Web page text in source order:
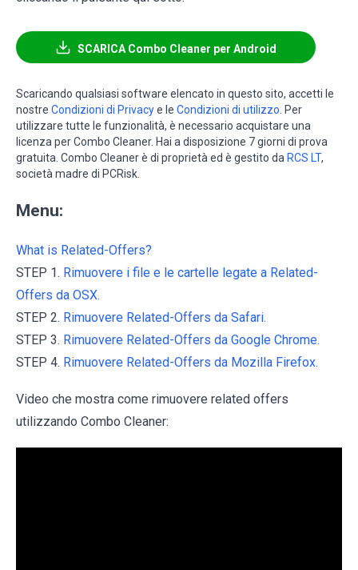
SCARICA Combo Cleaner per Android
Scaricando qualsiasi software elencato in questo sito, accetti le
nostre Condizioni di Privacye le Condizioni di utilizzo . Per
utilizzare tutte le funzionalità, è necessario acquistare una
licenza per Combo Cleaner. Hai a disposizione 7 giorni di prova
gratuita. Combo Cleaner è di proprietà ed è gestito da RCS LT,
società madre di PCRisk.
Menu:
What is Related-Offers?
STEP 1. Rimuovere i file e le cartelle legate a Related-
Offers da OSX.
STEP 2. Rimuovere Related-Offers da Safari.
STEP 3. Rimuovere Related-Offers da Google Chrome.
STEP 4. Rimuovere Related-Offers da Mozilla Firefox.
Video che mostra come rimuovere related offers
utilizzando Combo Cleaner: